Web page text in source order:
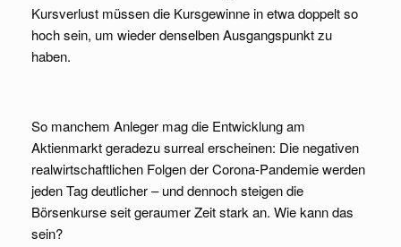
Kursverlust müssen die Kursgewinne in etwa doppelt so
hoch sein, um wieder denselben Ausgangspunkt zu
haben.
So manchem Anleger mag die Entwicklung am
Aktienmarkt geradezu surreal erscheinen: Die negativen
realwirtschaftlichen Folgen der Corona-Pandemie werden
jeden Tag deutlicher – und dennoch steigen die
Börsenkurse seit geraumer Zeit stark an. Wie kann das
sein?